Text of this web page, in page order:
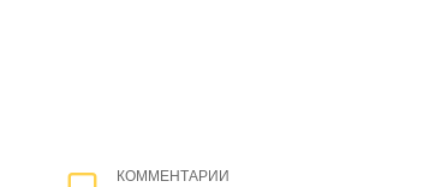
КОММЕНТАРИИ